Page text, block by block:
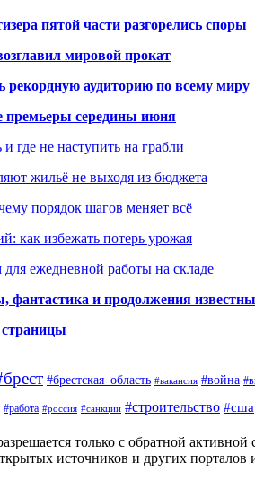
пятой части разгорелись споры
мировой прокат
аудиторию по всему миру
премьеры середины июня
где не наступить на грабли
жильё не выходя из бюджета
порядок шагов меняет всё
как избежать потерь урожая
ежедневной работы на складе
фантастика и продолжения
#брестская_область #вакансия #война
#работа #россия #санкции #строительство #сша
только с обратной активной
источников и других